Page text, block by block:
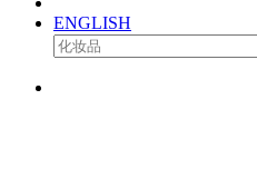
ENGLISH